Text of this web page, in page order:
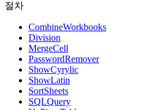
절차
CombineWorkbooks
Division
MergeCell
PasswordRemover
ShowCyrylic
ShowLatin
SortSheets
SQLQuery